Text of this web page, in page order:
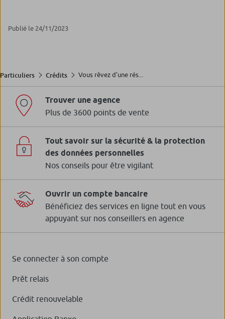
Publié le 24/11/2023
Particuliers Crédits Vous rêvez d’une rés...
Trouver une agence
Plus de 3600 points de vente
Tout savoir sur la sécurité & la protection
des données personnelles
Nos conseils pour être vigilant
Ouvrir un compte bancaire
Bénéficiez des services en ligne tout en vous
appuyant sur nos conseillers en agence
Se connecter à son compte
Prêt relais
Crédit renouvelable